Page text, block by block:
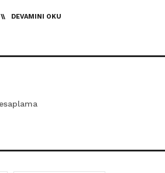
DEVAMINI OKU